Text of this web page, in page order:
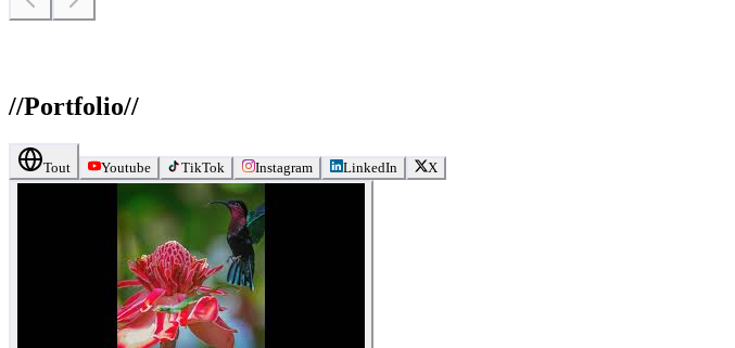
//Portfolio//
Tout Youtube TikTok Instagram LinkedIn X